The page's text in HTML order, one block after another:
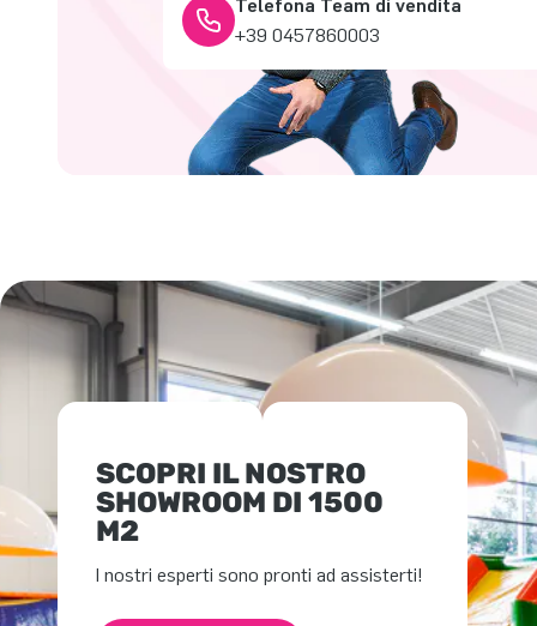
Telefona Team di vendita
+39 0457860003
SCOPRI IL NOSTRO
SHOWROOM DI 1500
M2
I nostri esperti sono pronti ad assisterti!